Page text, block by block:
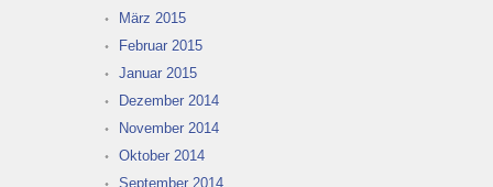
März 2015
Februar 2015
Januar 2015
Dezember 2014
November 2014
Oktober 2014
September 2014